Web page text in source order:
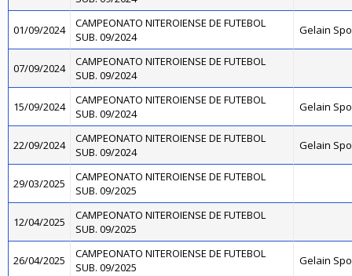
01/09/2024
CAMPEONATO NITEROIENSE DE FUTEBOL
SUB. 09/2024
Gelain
07/09/2024
CAMPEONATO NITEROIENSE DE FUTEBOL
SUB. 09/2024
15/09/2024
CAMPEONATO NITEROIENSE DE FUTEBOL
SUB. 09/2024
Gelain
22/09/2024
CAMPEONATO NITEROIENSE DE FUTEBOL
SUB. 09/2024
Gelain
29/03/2025
CAMPEONATO NITEROIENSE DE FUTEBOL
SUB. 09/2025
12/04/2025
CAMPEONATO NITEROIENSE DE FUTEBOL
SUB. 09/2025
26/04/2025
CAMPEONATO NITEROIENSE DE FUTEBOL
SUB. 09/2025
Gelain